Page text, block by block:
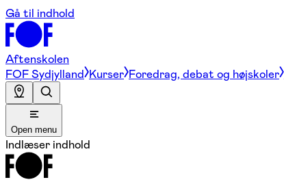
Gå til indhold
Aftenskolen
FOF Sydjylland Kurser Foredrag, debat og højskoler
Open menu
Indlæser indhold